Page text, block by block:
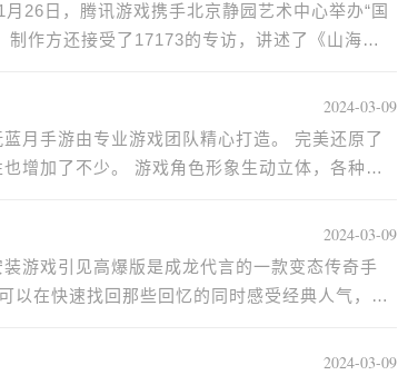
26日，腾讯游戏携手北京静园艺术中心举办“国
作方还接受了17173的专访，讲述了《山海
月手游由专业游戏团队精心打造。 完美还原了
增加了不少。 游戏角色形象生动立体，各种时
2024-03-09
游戏引见高爆版是成龙代言的一款变态传奇手
以在快速找回那些回忆的同时感受经典人气，又
2024-03-09
2024-03-09